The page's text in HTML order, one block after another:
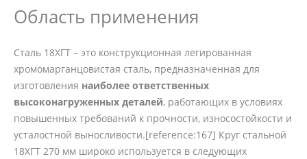
Область применения
Сталь 18ХГТ – это конструкционная легированная
хромомарганцовистая сталь, предназначенная для
изготовления наиболее ответственных
высоконагруженных деталей, работающих в условиях
повышенных требований к прочности, износостойкости и
усталостной выносливости.[reference:167] Круг стальной
18ХГТ 270 мм широко используется в следующих